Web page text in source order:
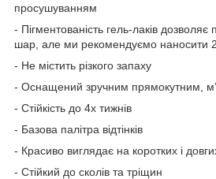
просушуванням
- Пігментованість гель-лаків дозволяє
шар, але ми рекомендуємо наносити
- Не містить різкого запаху
- Оснащений зручним прямокутним,
- Стійкість до 4х тижнів
- Базова палітра відтінків
- Красиво виглядає на коротких і
- Стійкий до сколів та тріщин